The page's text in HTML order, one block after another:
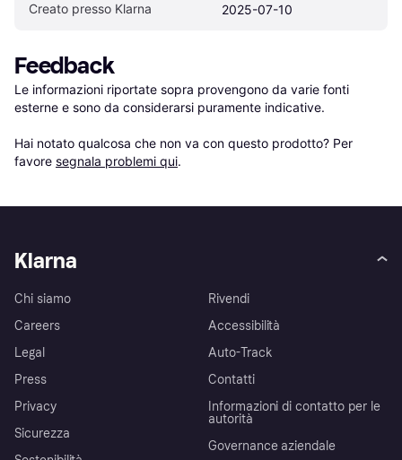
Creato presso Klarna 2025-07-10
Feedback
Le informazioni riportate sopra provengono da varie fonti
esterne e sono da considerarsi puramente indicative.
Hai notato qualcosa che non va con questo prodotto? Per
favore segnala problemi qui.
Klarna
Chi siamo
Careers
Legal
Press
Privacy
Sicurezza
Rivendi
Accessibilità
Auto-Track
Contatti
Informazioni di contatto per le
autorità
Governance aziendale